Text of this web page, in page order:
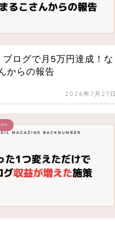
ブログで月5万円達成！な
からの報告
2026年7月27
ー